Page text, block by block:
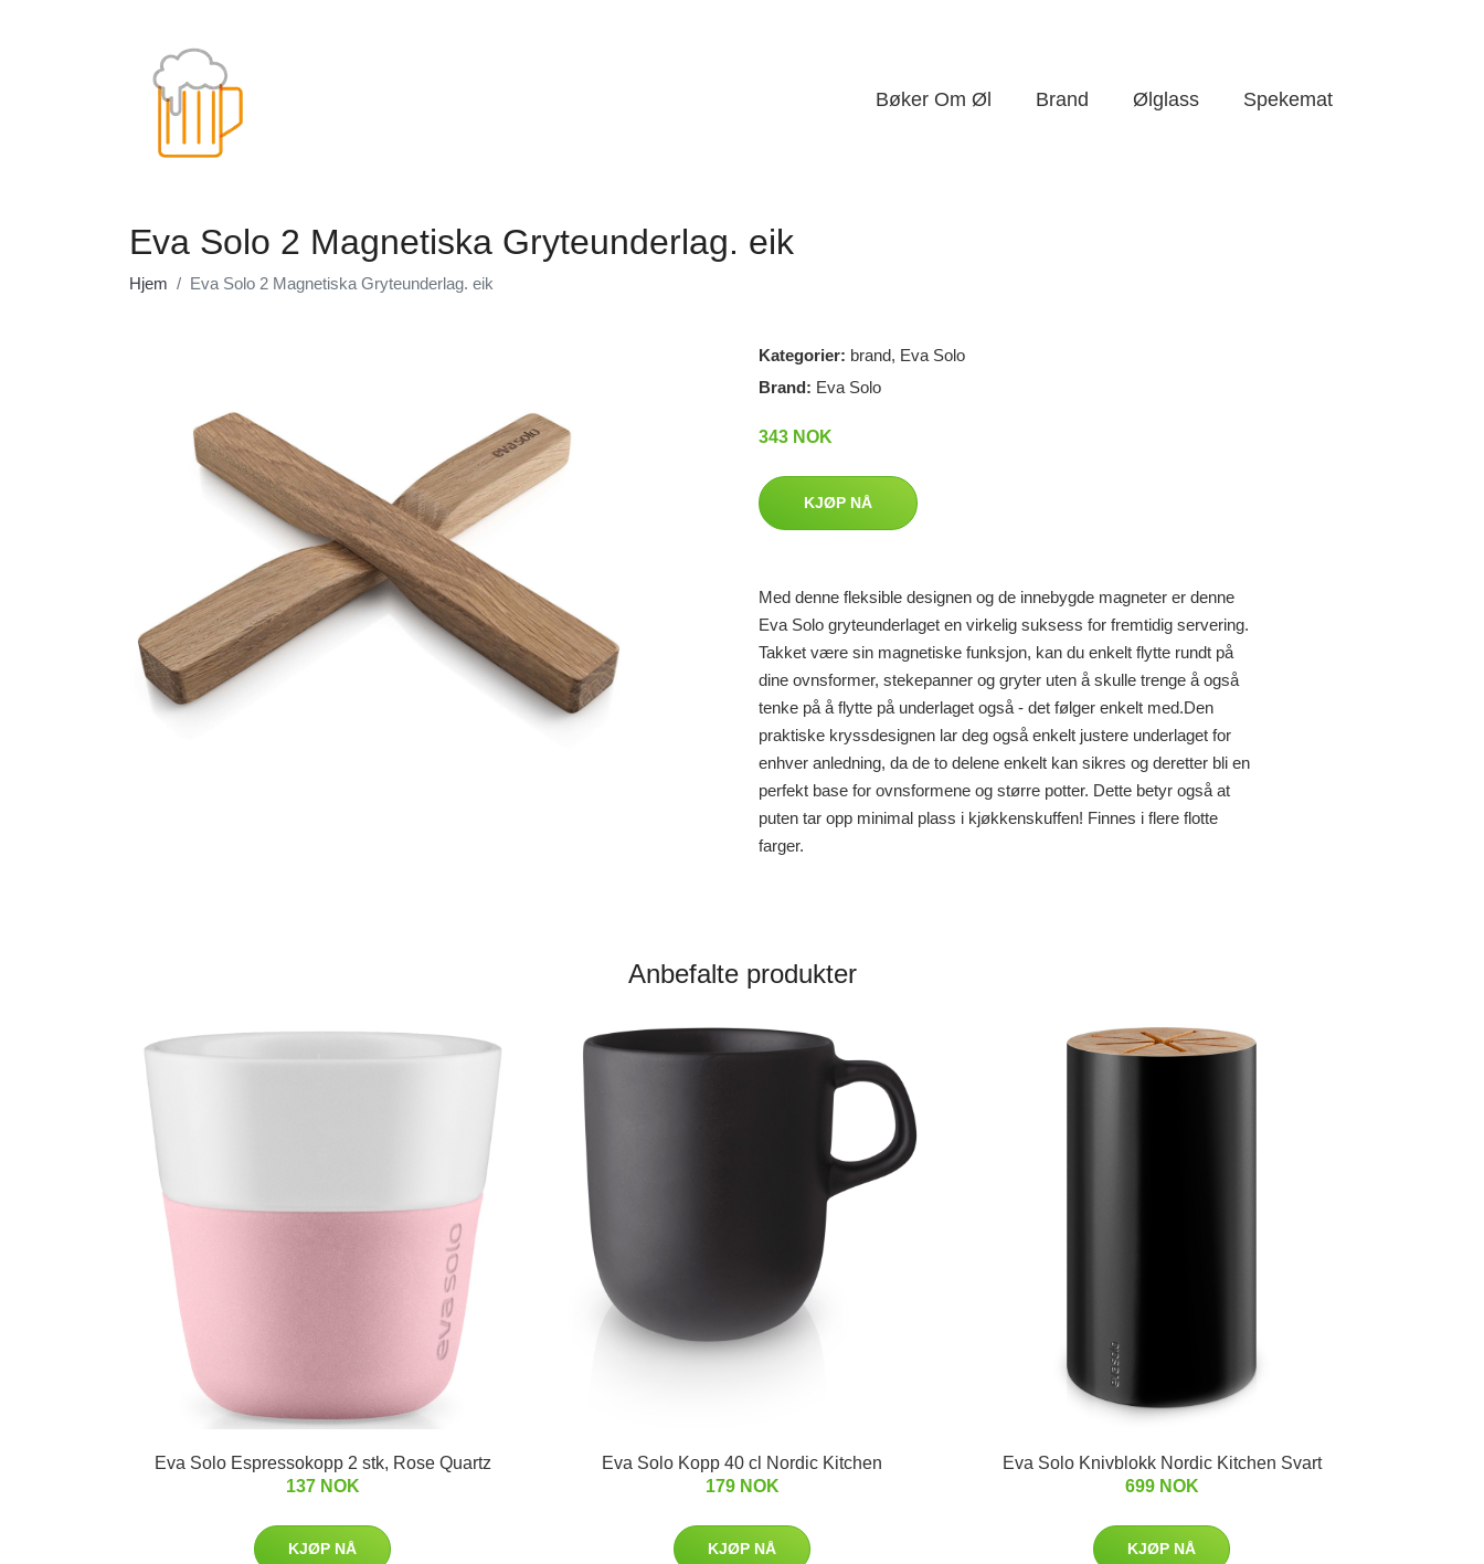
Bøker Om Øl Brand Ølglass Spekemat
Eva Solo 2 Magnetiska Gryteunderlag. eik
Hjem Eva Solo 2 Magnetiska Gryteunderlag. eik
Kategorier: brand, Eva Solo
Brand: Eva Solo
343 NOK
KJØP NÅ
Med denne fleksible designen og de innebygde magneter er denne
Eva Solo gryteunderlaget en virkelig suksess for fremtidig servering.
Takket være sin magnetiske funksjon, kan du enkelt flytte rundt på
dine ovnsformer, stekepanner og gryter uten å skulle trenge å også
tenke på å flytte på underlaget også - det følger enkelt med.Den
praktiske kryssdesignen lar deg også enkelt justere underlaget for
enhver anledning, da de to delene enkelt kan sikres og deretter bli en
perfekt base for ovnsformene og større potter. Dette betyr også at
puten tar opp minimal plass i kjøkkenskuffen! Finnes i flere flotte
farger.
Anbefalte produkter
Eva Solo Espressokopp 2 stk, Rose Quartz
137 NOK
KJØP NÅ
Eva Solo Kopp 40 cl Nordic Kitchen
179 NOK
KJØP NÅ
Eva Solo Knivblokk Nordic Kitchen Svart
699 NOK
KJØP NÅ